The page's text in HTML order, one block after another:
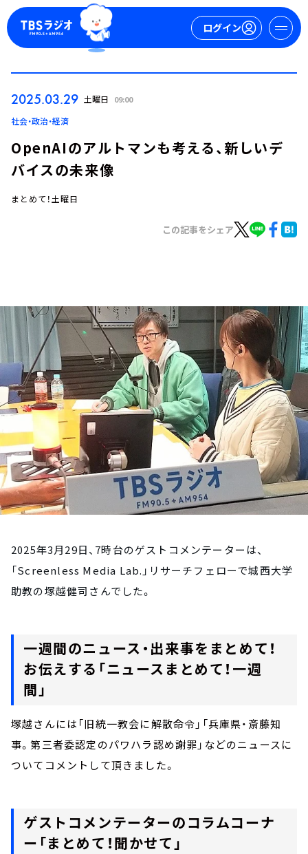
ログイン
お知らせ
イベント・グッズ
YouTube
会社情報
2025.03.29 土曜日 09:00
社会・政治・経済
OpenAIのアルトマンも考える、新しいデ
バイスの未来像
まとめて！土曜日
この記事をシェア
2025年3月29日、7時台のゲストコメンテーターは、
「Screenless Media Lab.」リサーチフェローで城西大学
助教の塚越健司さんでした。
一週間のニュース・出来事をまとめて！
お伝えする「ニュースまとめて！一週
間」
塚越さんには「旧統一教会に解散命令」「兵庫県・斎藤知
事。第三者委認定のパワハラ認め謝罪」などのニュースに
ついてコメントして頂きました。
ゲストコメンテーターのコラムコーナ
ー「まとめて！聞かせて」